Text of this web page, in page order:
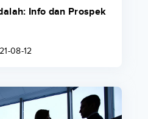
Info dan Prospek
08-12